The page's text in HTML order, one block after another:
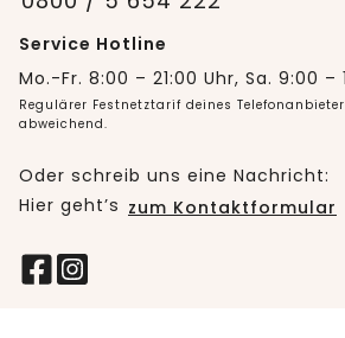
Service Hotline
Mo.-Fr. 8:00 – 21:00 Uhr, Sa. 9:00 –
Regulärer Festnetztarif deines
abweichend.
Oder schreib uns eine Nachricht:
Hier geht’s zum Kontaktformular